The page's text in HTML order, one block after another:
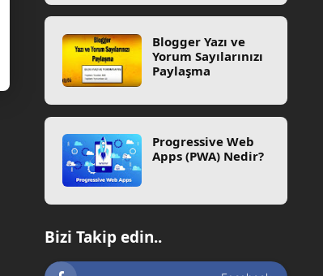
Blogger Yazı ve
Yorum Sayılarınızı
Paylaşma
Progressive Web
Apps (PWA) Nedir?
Bizi Takip edin..